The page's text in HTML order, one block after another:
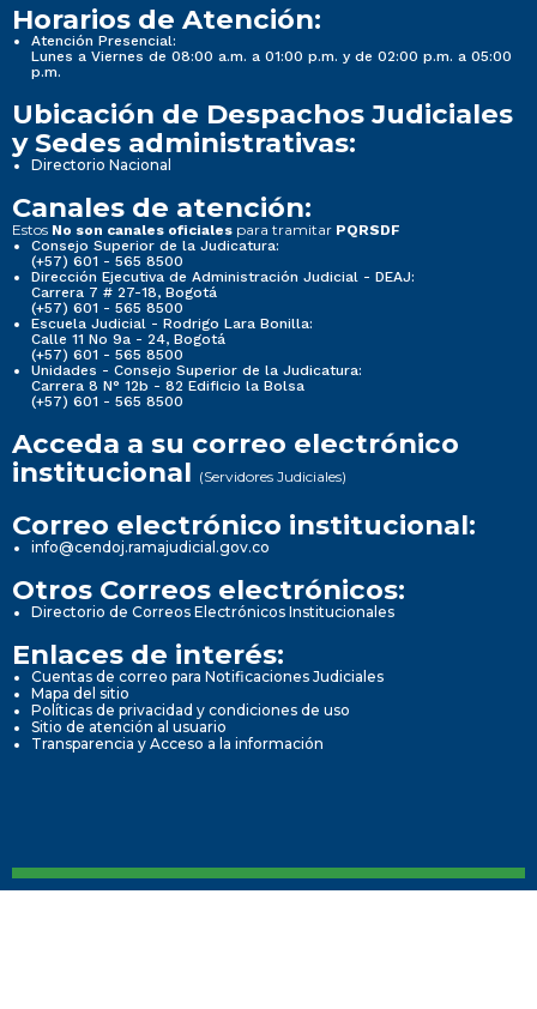
Horarios de Atención:
Atención Presencial:
Lunes a Viernes de 08:00 a.m. a 01:00 p.m. y de 02:00 p.m. a 05:00
p.m.
Ubicación de Despachos Judiciales
y Sedes administrativas:
Directorio Nacional
Canales de atención:
Estos No son canales oficiales para tramitar PQRSDF
Consejo Superior de la Judicatura:
(+57) 601 - 565 8500
Dirección Ejecutiva de Administración Judicial - DEAJ:
Carrera 7 # 27-18, Bogotá
(+57) 601 - 565 8500
Escuela Judicial - Rodrigo Lara Bonilla:
Calle 11 No 9a - 24, Bogotá
(+57) 601 - 565 8500
Unidades - Consejo Superior de la Judicatura:
Carrera 8 N° 12b - 82 Edificio la Bolsa
(+57) 601 - 565 8500
Acceda a su correo electrónico
institucional (Servidores Judiciales)
Correo electrónico institucional:
info@cendoj.ramajudicial.gov.co
Otros Correos electrónicos:
Directorio de Correos Electrónicos Institucionales
Enlaces de interés:
Cuentas de correo para Notificaciones Judiciales
Mapa del sitio
Políticas de privacidad y condiciones de uso
Sitio de atención al usuario
Transparencia y Acceso a la información